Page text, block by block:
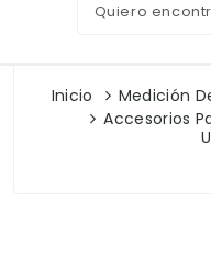
Inicio Medición
Accesorios